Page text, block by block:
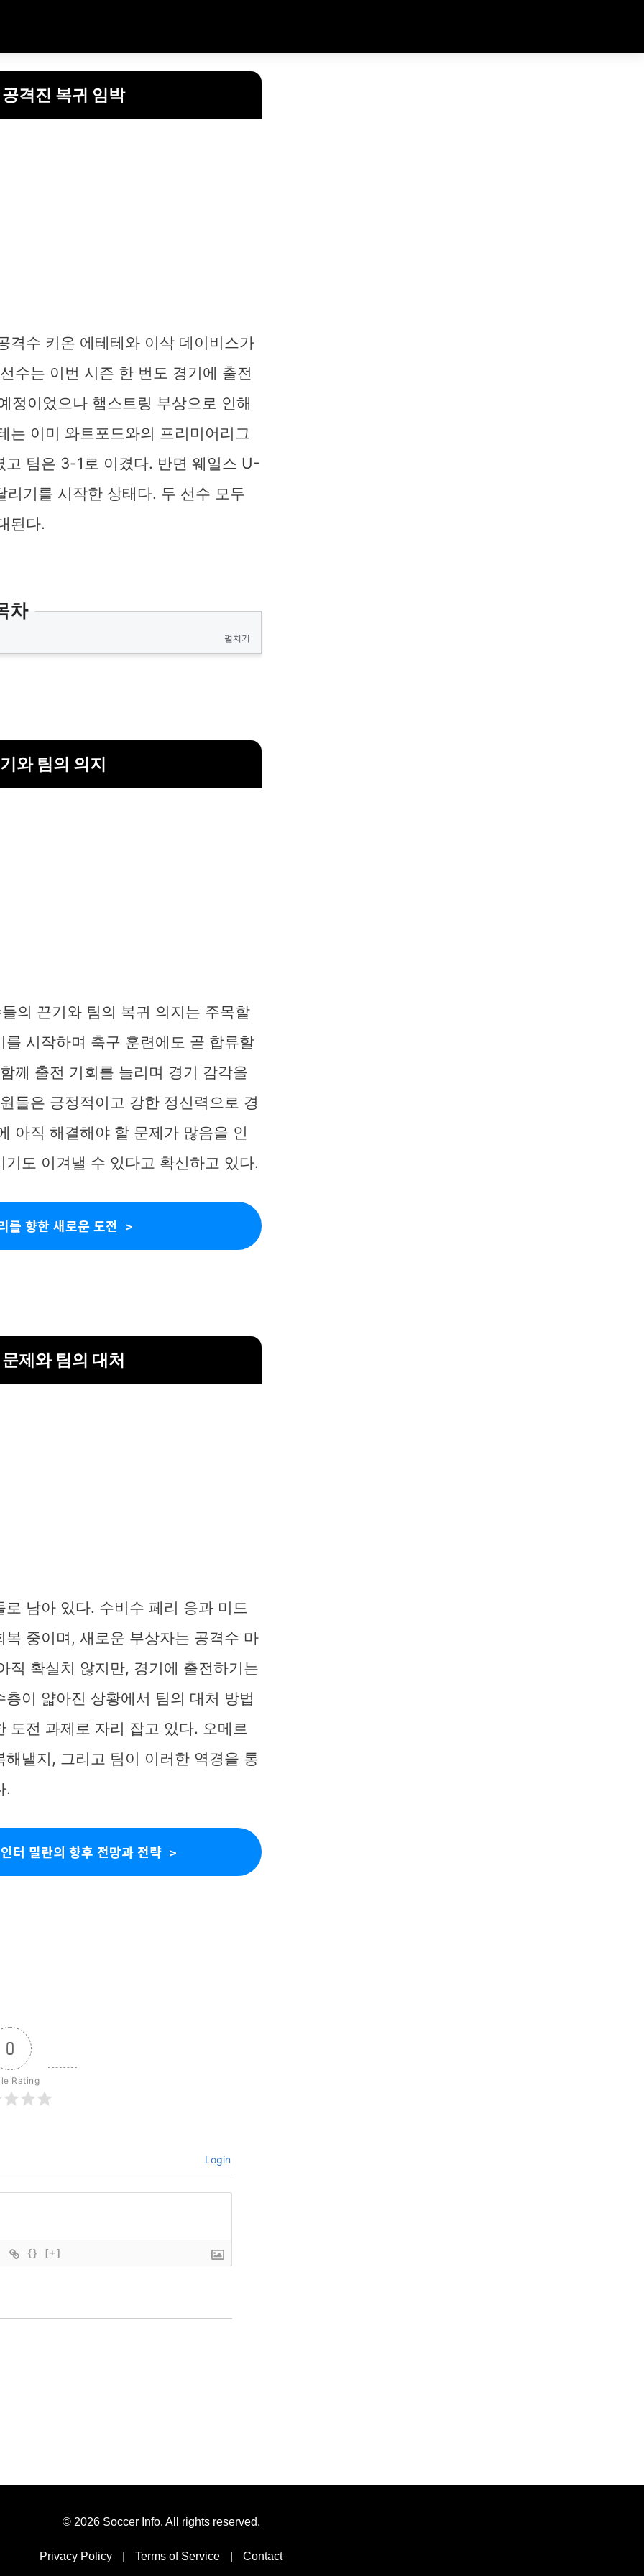
격진 복귀 임박
격수 키온 에테테와 이삭 데이비스가
수는 이번 시즌 한 번도 경기에 출전
정이었으나 햄스트링 부상으로 인해
는 이미 와트포드와의 프리미어리그
고 팀은 3-1로 이겼다. 반면 웨일스 U-
기를 시작한 상태다. 두 선수 모두
된다.
차
펼치기
와 팀의 의지
의 끈기와 팀의 복귀 의지는 주목할
시작하며 축구 훈련에도 곧 합류할
께 출전 기회를 늘리며 경기 감각을
들은 긍정적이고 강한 정신력으로 경
아직 해결해야 할 문제가 많음을 인
도 이겨낼 수 있다고 확신하고 있다.
를 향한 새로운 도전
제와 팀의 대처
남아 있다. 수비수 페리 응과 미드
중이며, 새로운 부상자는 공격수 마
직 확실치 않지만, 경기에 출전하기는
이 얇아진 상황에서 팀의 대처 방법
도전 과제로 자리 잡고 있다. 오메르
낼지, 그리고 팀이 이러한 역경을 통
.
터 밀란의 향후 전망과 전략
0
Rating
Login
{} [+]
© 2026 Soccer Info. All rights reserved.
Privacy Policy Terms of Service Contact